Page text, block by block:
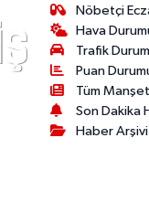
Nöbetçi
Hava
Trafik
Puan
Tüm
Son Dakika
Haber Arşivi